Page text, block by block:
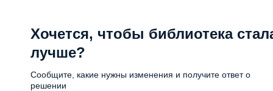
Хочется, чтобы библиотека
лучше?
Сообщите, какие нужны изменения и получите ответ о
решении